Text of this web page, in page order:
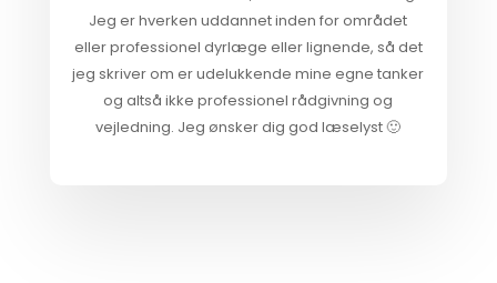
Jeg er hverken uddannet inden for området
eller professionel dyrlæge eller lignende, så det
jeg skriver om er udelukkende mine egne tanker
og altså ikke professionel rådgivning og
vejledning. Jeg ønsker dig god læselyst 🙂